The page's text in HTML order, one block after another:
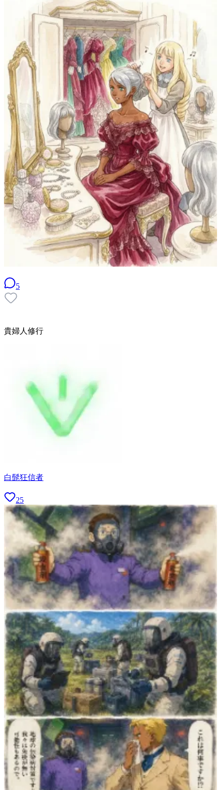
5
貴婦人修行
白髭狂信者
25